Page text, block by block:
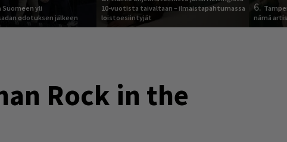
Suomeen yli
odotuksen jälkeen
10-vuotista taivaltaan – ilmaistapahtumassa
loistoesiintyjät
6.
nämä
Rock in the